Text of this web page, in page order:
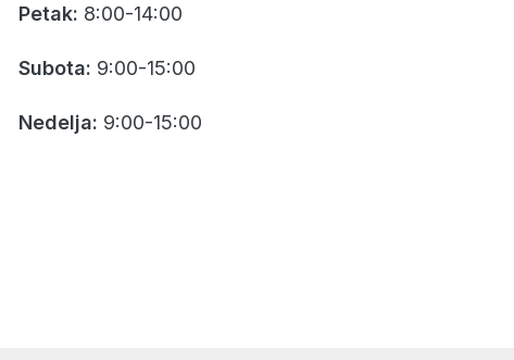
Petak: 8:00-14:00
Subota: 9:00-15:00
Nedelja: 9:00-15:00